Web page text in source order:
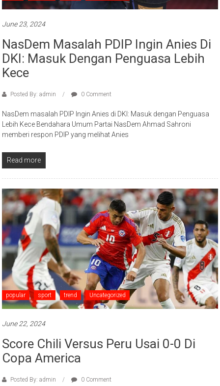
June 23, 2024
NasDem Masalah PDIP Ingin Anies Di
DKI: Masuk Dengan Penguasa Lebih
Kece
Posted By: admin 0 Comment
NasDem masalah PDIP Ingin Anies di DKI: Masuk dengan Penguasa
Lebih Kece Bendahara Umum Partai NasDem Ahmad Sahroni
memberi respon PDIP yang melihat Anies
Read more
popular sport trend Uncategorized
June 22, 2024
Score Chili Versus Peru Usai 0-0 Di
Copa America
Posted By: admin 0 Comment